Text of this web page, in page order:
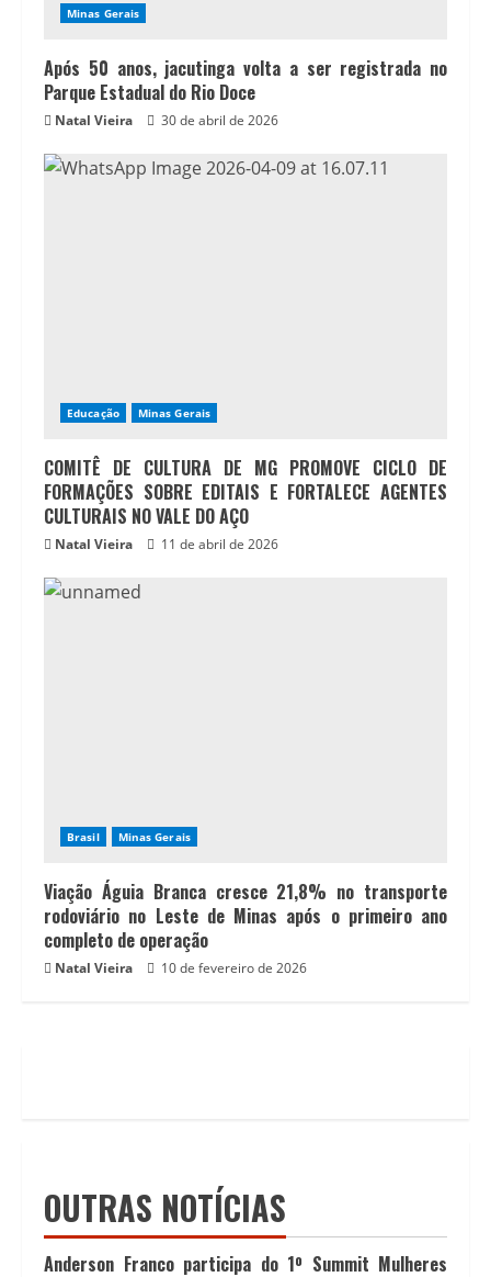
Minas Gerais
Após 50 anos, jacutinga volta a ser registrada no
Parque Estadual do Rio Doce
Natal Vieira 30 de abril de 2026
Educação Minas Gerais
COMITÊ DE CULTURA DE MG PROMOVE CICLO DE
FORMAÇÕES SOBRE EDITAIS E FORTALECE AGENTES
CULTURAIS NO VALE DO AÇO
Natal Vieira 11 de abril de 2026
Brasil Minas Gerais
Viação Águia Branca cresce 21,8% no transporte
rodoviário no Leste de Minas após o primeiro ano
completo de operação
Natal Vieira 10 de fevereiro de 2026
OUTRAS NOTÍCIAS
Anderson Franco participa do 1º Summit Mulheres